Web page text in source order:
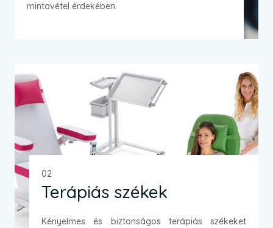
mintavétel érdekében.
02
Terápiás székek
Kényelmes és biztonságos terápiás székeket